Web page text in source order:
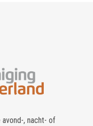
, nacht- of